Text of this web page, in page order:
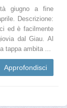
giugno a fine
Descrizione:
ed è facilmente
dal Giau. Al
tappa ambita ...
Approfondisci